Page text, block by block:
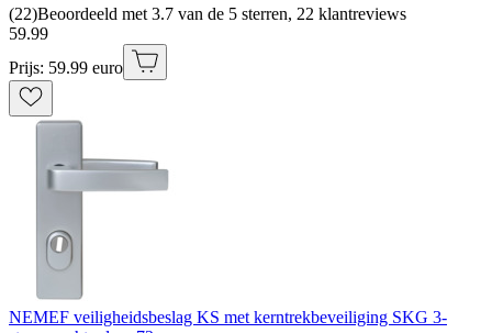
(22)Beoordeeld met 3.7 van de 5 sterren, 22 klantreviews
59.99
Prijs: 59.99 euro
NEMEF veiligheidsbeslag KS met kerntrekbeveiliging SKG 3-